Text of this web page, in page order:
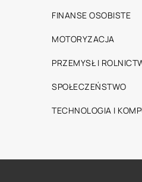
FINANSE OSOBISTE
MOTORYZACJA
PRZEMYSŁ I
SPOŁECZEŃSTWO
TECHNOLOGIA I